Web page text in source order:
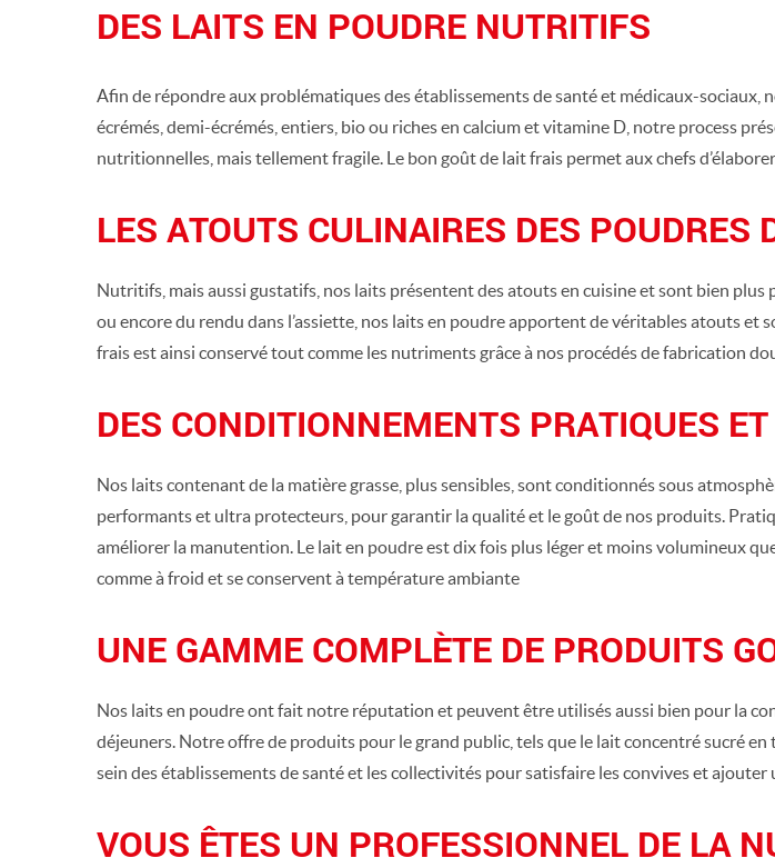
DES LAITS EN POUDRE NUTRITIFS
Afin de répondre aux problématiques des établissements de santé et médicaux-sociaux,
écrémés, demi-écrémés, entiers, bio ou riches en calcium et vitamine D, notre process
nutritionnelles, mais tellement fragile. Le bon goût de lait frais permet aux chefs
LES ATOUTS CULINAIRES DES POUDRES
Nutritifs, mais aussi gustatifs, nos laits présentent des atouts en cuisine et sont bien plus
ou encore du rendu dans l’assiette, nos laits en poudre apportent de véritables atouts
frais est ainsi conservé tout comme les nutriments grâce à nos procédés de fabrication
DES CONDITIONNEMENTS PRATIQUES
Nos laits contenant de la matière grasse, plus sensibles, sont conditionnés sous
performants et ultra protecteurs, pour garantir la qualité et le goût de nos produits.
améliorer la manutention. Le lait en poudre est dix fois plus léger et moins volumineux
comme à froid et se conservent à température ambiante
UNE GAMME COMPLÈTE DE PRODUITS
Nos laits en poudre ont fait notre réputation et peuvent être utilisés aussi bien pour la
déjeuners. Notre offre de produits pour le grand public, tels que le lait concentré sucré
sein des établissements de santé et les collectivités pour satisfaire les convives et ajouter
VOUS ÊTES UN PROFESSIONNEL DE LA